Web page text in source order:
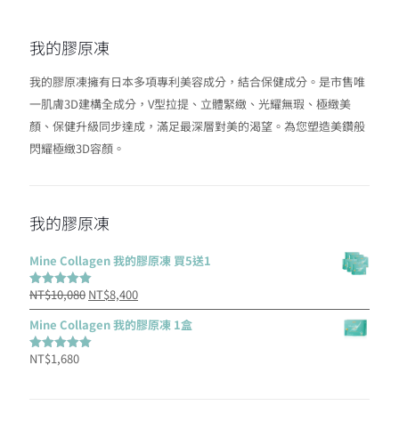
我的膠原凍
我的膠原凍擁有日本多項專利美容成分，結合保健成分。是市售唯
一肌膚3D建構全成分，V型拉提、立體緊緻、光耀無瑕、極緻美
顏、保健升級同步達成，滿足最深層對美的渴望。為您塑造美鑽般
閃耀極緻3D容顏。
我的膠原凍
Mine Collagen 我的膠原凍 買5送1
評分5.00
NT$10,080 原
始
價
NT$8,400目
前
Mine Collagen 我的膠原凍 1盒
評分 5.00
NT$1,680